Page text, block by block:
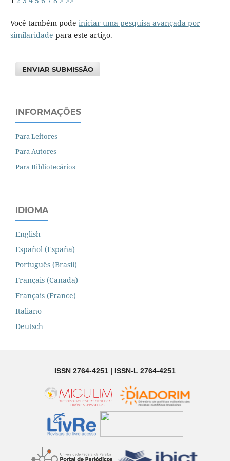
Você também pode iniciar uma pesquisa avançada por
similaridade para este artigo.
ENVIAR SUBMISSÃO
INFORMAÇÕES
Para Leitores
Para Autores
Para Bibliotecários
IDIOMA
English
Español (España)
Português (Brasil)
Français (Canada)
Français (France)
Italiano
Deutsch
ISSN 2764-4251 | ISSN-L 2764-4251